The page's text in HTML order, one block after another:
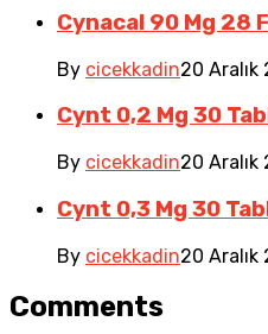
Cynacal 90 Mg 28
By cicekkadin20 Aralık
Cynt 0,2 Mg 30
By cicekkadin20 Aralık
Cynt 0,3 Mg 30
By cicekkadin20 Aralık
Comments